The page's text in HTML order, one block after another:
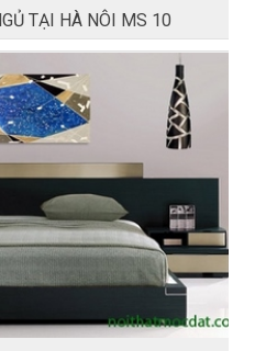
TẠI HÀ NÔI MS 10